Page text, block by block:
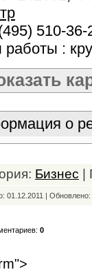
510-36-
:
о
Бизнес |
01.12.2011 | Обновлено:
0